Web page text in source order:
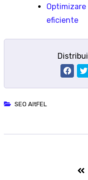
eficiente
SEO AltFEL